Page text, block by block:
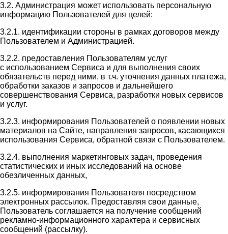
3.2. Администрация может использовать персональную
информацию Пользователей для целей:
3.2.1. идентификации стороны в рамках договоров между
Пользователем и Администрацией.
3.2.2. предоставления Пользователям услуг
с использованием Сервиса и для выполнения своих
обязательств перед ними, в т.ч. уточнения данных платежа,
обработки заказов и запросов и дальнейшего
совершенствования Сервиса, разработки новых сервисов
и услуг.
3.2.3. информирования Пользователей о появлении новых
материалов на Сайте, направления запросов, касающихся
использования Сервиса, обратной связи с Пользователем.
3.2.4. выполнения маркетинговых задач, проведения
статистических и иных исследований на основе
обезличенных данных,
3.2.5. информирования Пользователя посредством
электронных рассылок. Предоставляя свои данные,
Пользователь соглашается на получение сообщений
рекламно-информационного характера и сервисных
сообщений (рассылку).